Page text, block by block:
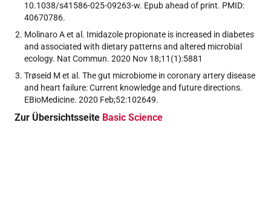
10.1038/s41586-025-09263-w. Epub ahead of print. PMID:
40670786.
Molinaro A et al. Imidazole propionate is increased in diabetes
and associated with dietary patterns and altered microbial
ecology. Nat Commun. 2020 Nov 18;11(1):5881
Trøseid M et al. The gut microbiome in coronary artery disease
and heart failure: Current knowledge and future directions.
EBioMedicine. 2020 Feb;52:102649.
Zur Übersichtsseite Basic Science